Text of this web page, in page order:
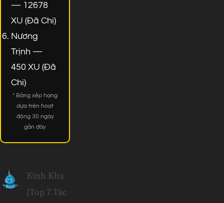
— 12678
XU (Đã Chi)
Nương
Trịnh —
450 XU (Đã
Chi)
* Bảng xếp hạng
dựa trên hoạt
động 30 ngày
gần đây
Kinh Kha
[Top 7 Tác